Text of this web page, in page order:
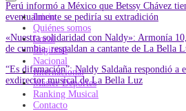
Perú informó a México que Betssy Chávez
eventualmente se pediría su extradición
«Nuestra solidaridad con Naldy»: Armonía
de cumbia, respaldan a cantante de La Bella
“Es difamación”: Naldy Saldaña respondió a
exdirector musical de La Bella Luz
Inicio
Quiénes somos
Local
Regional
Nacional
Internacional
Master Deportes
Ranking Musical
Contacto